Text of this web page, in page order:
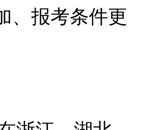
、报考条件更